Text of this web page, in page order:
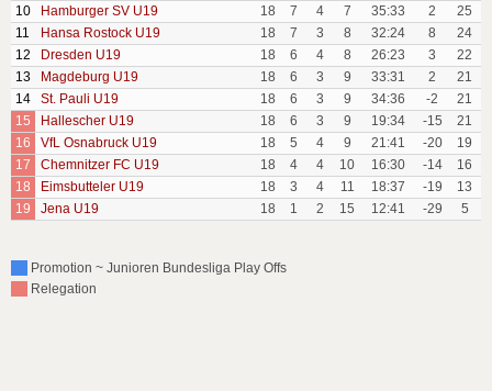
10
Hamburger SV U19 18 7 4 7 35:33 2
25
11
Hansa Rostock U19 18 7 3 8 32:24 8
24
12
Dresden U19 18 6 4 8 26:23 3
22
13
Magdeburg U19 18 6 3 9 33:31 2
21
14
St. Pauli U19 18 6 3 9 34:36 -2
21
15
Hallescher U19 18 6 3 9 19:34 -15
21
16
VfL Osnabruck U19 18 5 4 9 21:41 -20
19
17
Chemnitzer FC U19 18 4 4 10 16:30 -14
16
18
Eimsbutteler U19 18 3 4 11 18:37 -19
13
19
Jena U19 18 1 2 15 12:41 -29 5
Promotion ~ Junioren Bundesliga Play Offs
Relegation